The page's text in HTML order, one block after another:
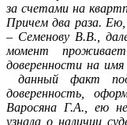
за счетами на
Причем два раза. Ею,
– Семенову В.В.,
момент
доверенности на
данный факт
доверенность,
Варосяна Г.А., ею
узнала о наличии